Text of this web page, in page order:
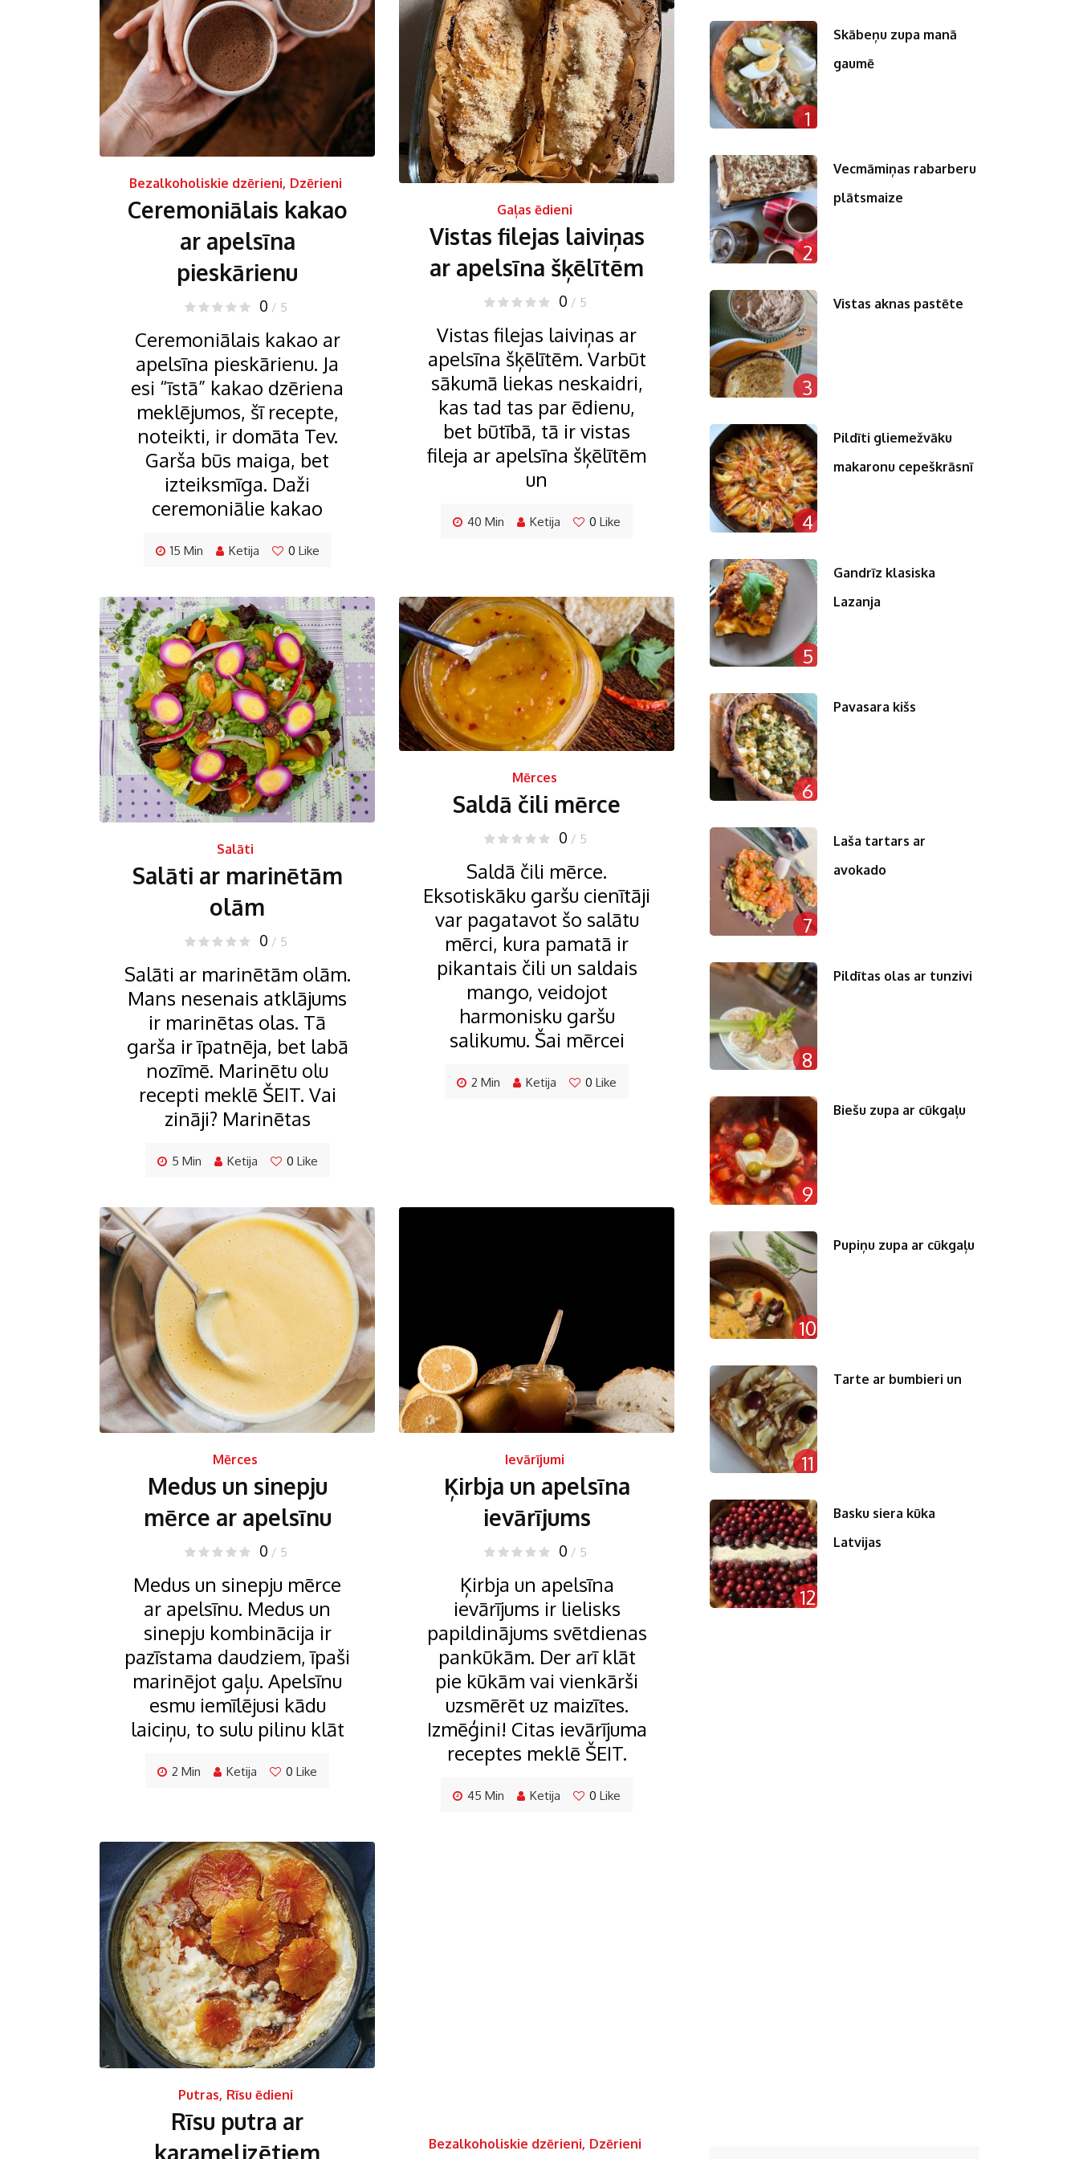
Bezalkoholiskie dzērieni, Dzērieni
Ceremoniālais kakao
ar apelsīna
pieskārienu
0 / 5
Ceremoniālais kakao ar
apelsīna pieskārienu. Ja
esi “īstā” kakao dzēriena
meklējumos, šī recepte,
noteikti, ir domāta Tev.
Garša būs maiga, bet
izteiksmīga. Daži
ceremoniālie kakao
15 Min Ketija 0 Like
Gaļas ēdieni
Vistas filejas laiviņas
ar apelsīna šķēlītēm
0 / 5
Vistas filejas laiviņas ar
apelsīna šķēlītēm. Varbūt
sākumā liekas neskaidri,
kas tad tas par ēdienu,
bet būtībā, tā ir vistas
fileja ar apelsīna šķēlītēm
un
40 Min Ketija 0 Like
Salāti
Salāti ar marinētām
olām
0 / 5
Salāti ar marinētām olām.
Mans nesenais atklājums
ir marinētas olas. Tā
garša ir īpatnēja, bet labā
nozīmē. Marinētu olu
recepti meklē ŠEIT. Vai
zināji? Marinētas
5 Min Ketija 0 Like
Mērces
Saldā čili mērce
0 / 5
Saldā čili mērce.
Eksotiskāku garšu cienītāji
var pagatavot šo salātu
mērci, kura pamatā ir
pikantais čili un saldais
mango, veidojot
harmonisku garšu
salikumu. Šai mērcei
2 Min Ketija 0 Like
Mērces
Medus un sinepju
mērce ar apelsīnu
0 / 5
Medus un sinepju mērce
ar apelsīnu. Medus un
sinepju kombinācija ir
pazīstama daudziem, īpaši
marinējot gaļu. Apelsīnu
esmu iemīlējusi kādu
laiciņu, to sulu pilinu klāt
2 Min Ketija 0 Like
Ievārījumi
Ķirbja un apelsīna
ievārījums
0 / 5
Ķirbja un apelsīna
ievārījums ir lielisks
papildinājums svētdienas
pankūkām. Der arī klāt
pie kūkām vai vienkārši
uzsmērēt uz maizītes.
Izmēģini! Citas ievārījuma
receptes meklē ŠEIT.
45 Min Ketija 0 Like
Putras, Rīsu ēdieni
Rīsu putra ar
karamelizētiem
Bezalkoholiskie dzērieni, Dzērieni
1
Skābeņu zupa manā
gaumē
2
Vecmāmiņas rabarberu
plātsmaize
3
Vistas aknas pastēte
4
Pildīti gliemežvāku
makaronu cepeškrāsnī
5
Gandrīz klasiska
Lazanja
6
Pavasara kišs
7
Laša tartars ar
avokado
8
Pildītas olas ar tunzivi
9
Biešu zupa ar cūkgaļu
10
Pupiņu zupa ar cūkgaļu
11
Tarte ar bumbieri un
12
Basku siera kūka
Latvijas